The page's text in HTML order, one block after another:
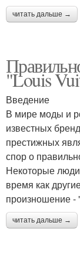
читать дальше →
"Louis
Введение
В мире моды и
известных
престижных
спор о
Некоторые люди
время как
произношение -
читать дальше →